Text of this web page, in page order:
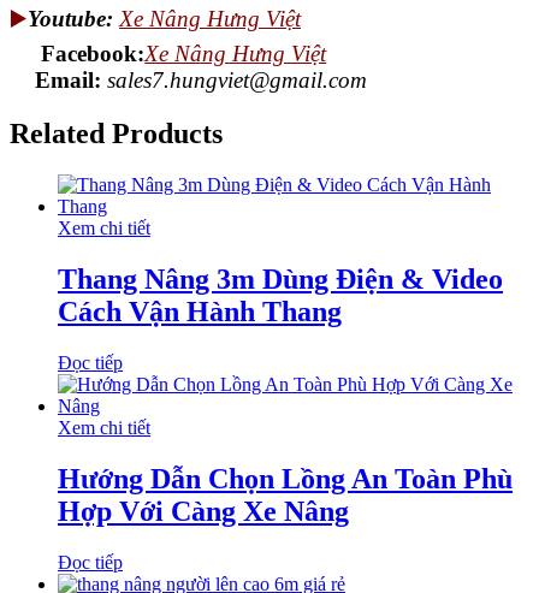
▶️Youtube:Xe Nâng Hưng Việt
Facebook:Xe Nâng Hưng Việt
Email:sales7.hungviet@gmail.com
Related Products
Xem chi tiết
Thang Nâng 3m Dùng Điện & Video
Cách Vận Hành Thang
Đọc tiếp
Xem chi tiết
Hướng Dẫn Chọn Lồng An Toàn Phù
Hợp Với Càng Xe Nâng
Đọc tiếp